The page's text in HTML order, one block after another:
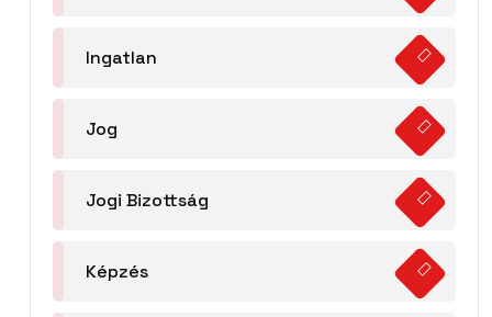
Ingatlan
Jog
Jogi Bizottság
Képzés